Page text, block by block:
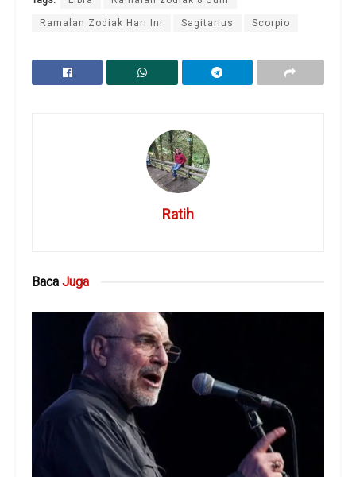
Ramalan Zodiak Hari Ini Sagitarius Scorpio
Ratih
Baca Juga